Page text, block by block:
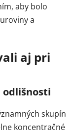
aby bolo
a
aj pri
odlišnosti
skupín
koncentračné